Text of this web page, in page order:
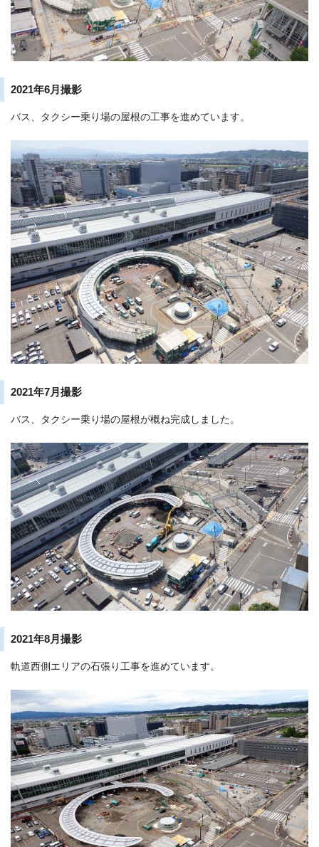
2021年6月撮影
バス、タクシー乗り場の屋根の工事を進めています。
2021年7月撮影
バス、タクシー乗り場の屋根が概ね完成しました。
2021年8月撮影
軌道西側エリアの石張り工事を進めています。